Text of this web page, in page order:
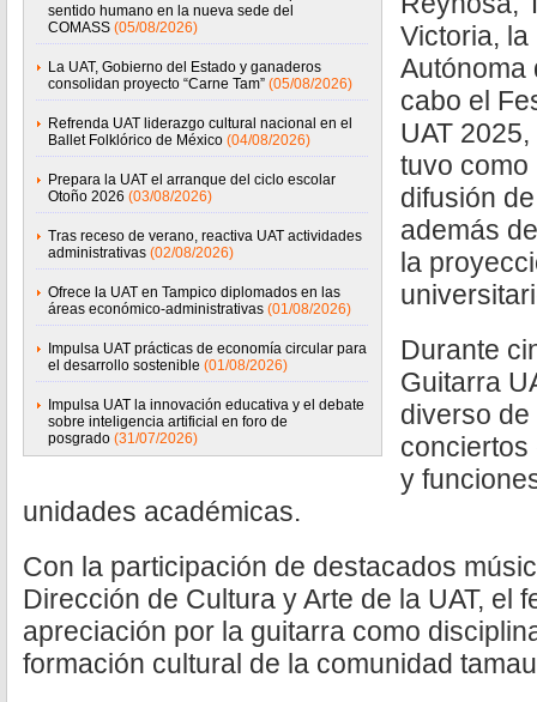
sentido humano en la nueva sede del
COMASS (05/08/2026)
La UAT, Gobierno del Estado y ganaderos
consolidan proyecto “Carne Tam” (05/08/2026)
Refrenda UAT liderazgo cultural nacional en el
Ballet Folklórico de México (04/08/2026)
Prepara la UAT el arranque del ciclo escolar
Otoño 2026 (03/08/2026)
Tras receso de verano, reactiva UAT actividades
administrativas (02/08/2026)
Ofrece la UAT en Tampico diplomados en las
áreas económico-administrativas (01/08/2026)
Impulsa UAT prácticas de economía circular para
el desarrollo sostenible (01/08/2026)
Impulsa UAT la innovación educativa y el debate
sobre inteligencia artificial en foro de
posgrado (31/07/2026)
Victoria,
Autónoma
cabo el
UAT
tuvo como
difusión
además
la
Durante
Guitarra
diverso
conciertos
y
unidades académicas.
Con la participación de destacados
Dirección de Cultura y Arte de la UAT, el
apreciación por la guitarra como
formación cultural de la comunidad